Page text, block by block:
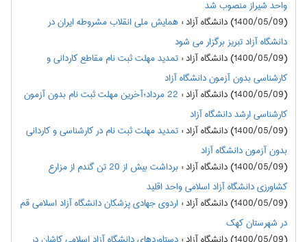
واحد شیراز منصوب شد
(1400/05/09) دانشگاه آزاد
:همایش ملی انقلاب مشروطه ایران در
دانشگاه آزاد تبریز برگزار می شود
(1400/05/09) دانشگاه آزاد
:تمدید مهلت ثبت نام مقاطع کاردانی و
کارشناسی بدون آزمون دانشگاه آزاد
(1400/05/09) دانشگاه آزاد
:
22 مرداد؛آخرین مهلت ثبت نام بدون آزمون
کارشناسی ارشد دانشگاه آزاد
(1400/05/09) دانشگاه آزاد
:تمدید مهلت ثبت نام در کارشناسی و کاردانی
بدون آزمون دانشگاه آزاد
(1400/05/09) دانشگاه آزاد
:
برداشت بیش از 20 تن گندم از مزارع
کشاورزی دانشگاه آزاد اسلامی واحد اقلید
(1400/05/09) دانشگاه آزاد
:اردوی جهادی پزشکان دانشگاه آزاد اسلامی قم
در شهرستان کهک